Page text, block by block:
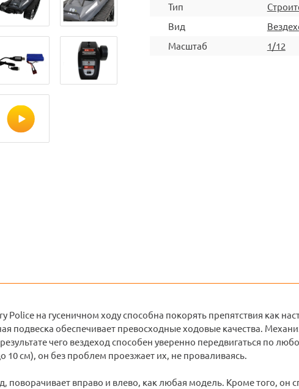
Тип
Вид
Масштаб
1/12
на гусеничном ходу способна покорять препятствия как
подвеска обеспечивает превосходные ходовые качества.
чего вездеход способен уверенно передвигаться по
см), он без проблем проезжает их, не проваливаясь.
поворачивает вправо и влево, как любая модель. Кроме того, он